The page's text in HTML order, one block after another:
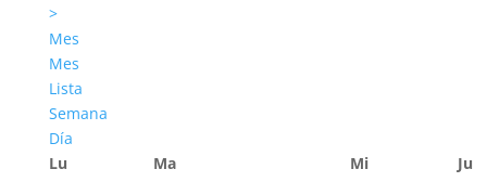
>
Mes
Mes
Lista
Semana
Día
Lu
Ma Mi Ju